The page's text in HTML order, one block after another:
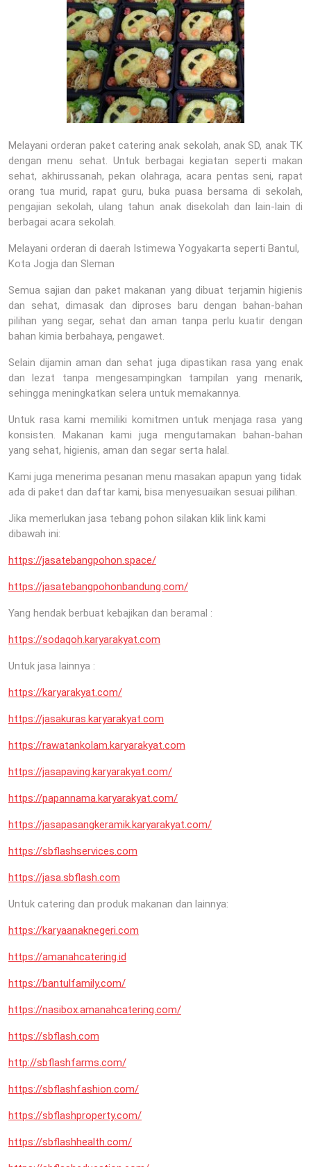
Melayani orderan paket catering anak sekolah, anak SD, anak TK
dengan menu sehat. Untuk berbagai kegiatan seperti makan
sehat, akhirussanah, pekan olahraga, acara pentas seni, rapat
orang tua murid, rapat guru, buka puasa bersama di sekolah,
pengajian sekolah, ulang tahun anak disekolah dan lain-lain di
berbagai acara sekolah.
Melayani orderan di daerah Istimewa Yogyakarta seperti Bantul,
Kota Jogja dan Sleman
Semua sajian dan paket makanan yang dibuat terjamin higienis
dan sehat, dimasak dan diproses baru dengan bahan-bahan
pilihan yang segar, sehat dan aman tanpa perlu kuatir dengan
bahan kimia berbahaya, pengawet.
Selain dijamin aman dan sehat juga dipastikan rasa yang enak
dan lezat tanpa mengesampingkan tampilan yang menarik,
sehingga meningkatkan selera untuk memakannya.
Untuk rasa kami memiliki komitmen untuk menjaga rasa yang
konsisten. Makanan kami juga mengutamakan bahan-bahan
yang sehat, higienis, aman dan segar serta halal.
Kami juga menerima pesanan menu masakan apapun yang tidak
ada di paket dan daftar kami, bisa menyesuaikan sesuai pilihan.
Jika memerlukan jasa tebang pohon silakan klik link kami
dibawah ini:
https://jasatebangpohon.space/
https://jasatebangpohonbandung.com/
Yang hendak berbuat kebajikan dan beramal :
https://sodaqoh.karyarakyat.com
Untuk jasa lainnya :
https://karyarakyat.com/
https://jasakuras.karyarakyat.com
https://rawatankolam.karyarakyat.com
https://jasapaving.karyarakyat.com/
https://papannama.karyarakyat.com/
https://jasapasangkeramik.karyarakyat.com/
https://sbflashservices.com
https://jasa.sbflash.com
Untuk catering dan produk makanan dan lainnya:
https://karyaanaknegeri.com
https://amanahcatering.id
https://bantulfamily.com/
https://nasibox.amanahcatering.com/
https://sbflash.com
http://sbflashfarms.com/
https://sbflashfashion.com/
https://sbflashproperty.com/
https://sbflashhealth.com/